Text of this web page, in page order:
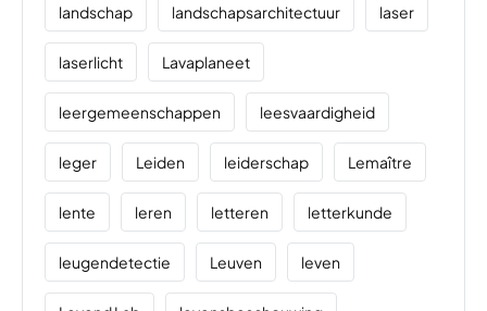
landschap landschapsarchitectuur laser
laserlicht Lavaplaneet
leergemeenschappen leesvaardigheid
leger Leiden leiderschap Lemaître
lente leren letteren letterkunde
leugendetectie Leuven leven